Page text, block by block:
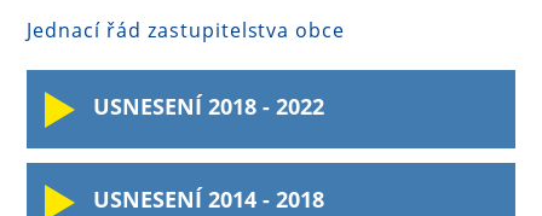
Jednací řád zastupitelstva obce
USNESENÍ 2018 - 2022
USNESENÍ 2014 - 2018